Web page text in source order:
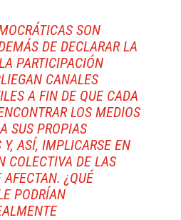
SON
DE DECLARAR LA
PARTICIPACIÓN
CANALES
A FIN DE QUE CADA
LOS MEDIOS
SUS PROPIAS
Y, ASÍ, IMPLICARSE EN
COLECTIVA DE LAS
¿QUÉ
PODRÍAN